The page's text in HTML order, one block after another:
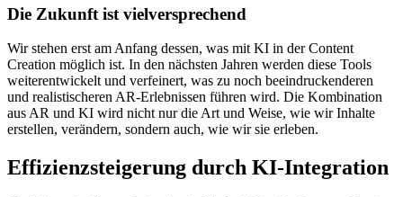
Die Zukunft ist vielversprechend
Wir stehen erst am Anfang dessen, was mit KI in der Content
Creation möglich ist. In den nächsten Jahren werden diese Tools
weiterentwickelt und verfeinert, was zu noch beeindruckenderen
und realistischeren AR-Erlebnissen führen wird. Die Kombination
aus AR und KI wird nicht nur die Art und Weise, wie wir Inhalte
erstellen, verändern, sondern auch, wie wir sie erleben.
Effizienzsteigerung durch KI-Integration